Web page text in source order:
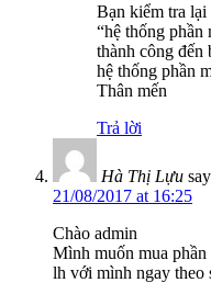
Bạn kiểm tra lại
“hệ thống phần
thành công đến
hệ thống phần
Thân mến
Trả lời
Hà Thị Lựu
21/08/2017 at 16:25
Chào admin
Mình muốn mua
lh với mình ngay theo